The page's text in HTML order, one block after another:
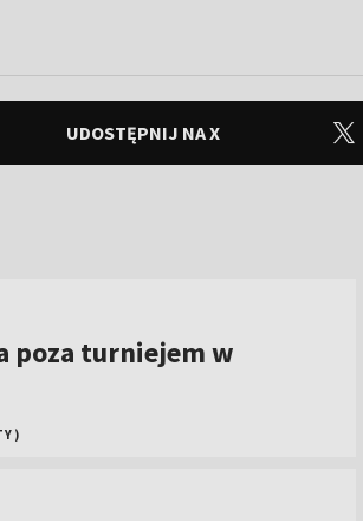
UDOSTĘPNIJ NA X
poza turniejem w